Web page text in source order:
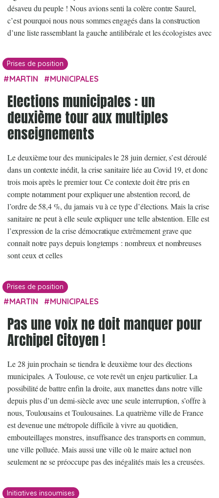
désaveu du peuple ! Nous avions senti la colère contre Saurel,
c’est pourquoi nous nous sommes engagés dans la construction
d’une liste rassemblant la gauche antilibérale et les écologistes avec
Prises de position
MARTIN MUNICIPALES
Elections municipales : un
deuxième tour aux multiples
enseignements
Le deuxième tour des municipales le 28 juin dernier, s’est déroulé
dans un contexte inédit, la crise sanitaire liée au Covid 19, et donc
trois mois après le premier tour. Ce contexte doit être pris en
compte notamment pour expliquer une abstention record, de
l’ordre de 58,4 %, du jamais vu à ce type d’élections. Mais la crise
sanitaire ne peut à elle seule expliquer une telle abstention. Elle est
l’expression de la crise démocratique extrêmement grave que
connaît notre pays depuis longtemps : nombreux et nombreuses
sont ceux et celles
Prises de position
MARTIN MUNICIPALES
Pas une voix ne doit manquer pour
Archipel Citoyen !
Le 28 juin prochain se tiendra le deuxième tour des élections
municipales. A Toulouse, ce vote revêt un enjeu particulier. La
possibilité de battre enfin la droite, aux manettes dans notre ville
depuis plus d’un demi-siècle avec une seule interruption, s’offre à
nous, Toulousains et Toulousaines. La quatrième ville de France
est devenue une métropole difficile à vivre au quotidien,
embouteillages monstres, insuffisance des transports en commun,
une ville polluée. Mais aussi une ville où le maire actuel non
seulement ne se préoccupe pas des inégalités mais les a creusées.
Initiatives insoumises